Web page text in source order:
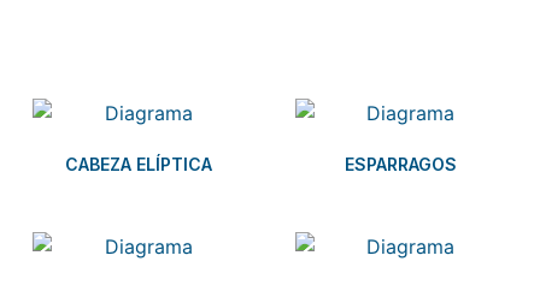
CABEZA ELÍPTICA ESPARRAGOS